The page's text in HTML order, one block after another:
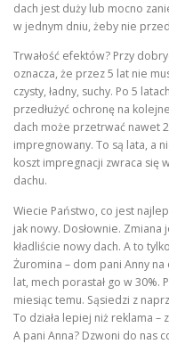
dach jest duży lub mocno
w jednym dniu, żeby nie
Trwałość efektów? Przy
oznacza, że przez 5 lat nie
czysty, ładny, suchy. Po 5
przedłużyć ochronę na
dach może przetrwać nawet
impregnowany. To są lata, a
koszt impregnacji zwraca się
dachu.
Wiecie Państwo, co jest
jak nowy. Dosłownie. Zmiana
kładliście nowy dach. A to
Żuromina – dom pani Anny na
lat, mech porastał go w 30%.
miesiąc temu. Sąsiedzi z
To działa lepiej niż reklama
A pani Anna? Dzwoni do nas